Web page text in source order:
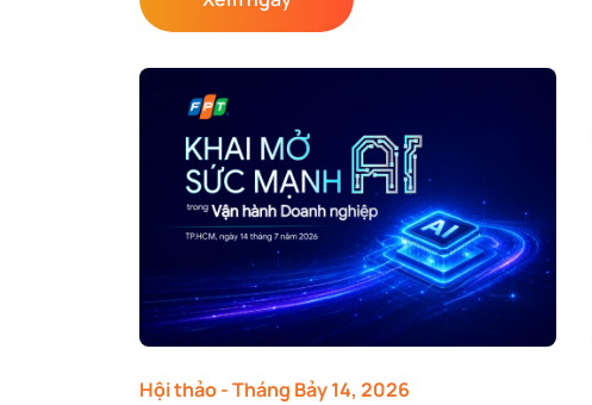
Hội thảo- Tháng Bảy 14, 2026